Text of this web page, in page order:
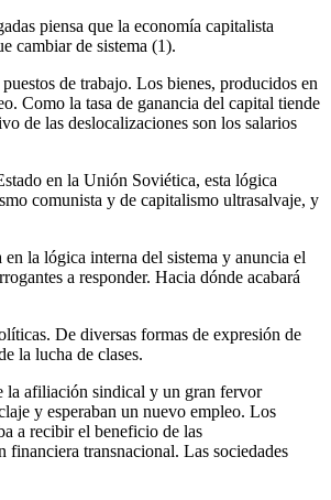
piensa que la economía capitalista
cambiar de sistema (1).
de trabajo. Los bienes, producidos en
Como la tasa de ganancia del capital tiende
de las deslocalizaciones son los salarios
en la Unión Soviética, esta lógica
comunista y de capitalismo ultrasalvaje, y
la lógica interna del sistema y anuncia el
a responder. Hacia dónde acabará
De diversas formas de expresión de
la lucha de clases.
la afiliación sindical y un gran fervor
y esperaban un nuevo empleo. Los
a recibir el beneficio de las
transnacional. Las sociedades